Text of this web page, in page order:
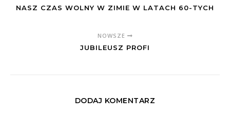
NASZ CZAS WOLNY W ZIMIE W LATACH 60-TYCH
NOWSZE
JUBILEUSZ PROFI
DODAJ KOMENTARZ